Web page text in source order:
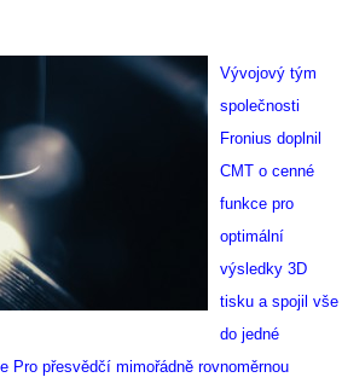
Vývojový tým
společnosti
Fronius doplnil
CMT o cenné
funkce pro
optimální
výsledky 3D
tisku a spojil vše
do jedné
Pro přesvědčí mimořádně rovnoměrnou